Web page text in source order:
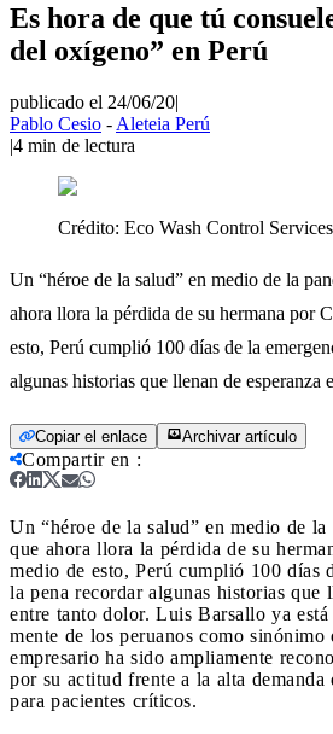
Es hora de que tú
del oxígeno” en Perú
publicado el 24/06/20|
Pablo Cesio - Aleteia Perú
|4 min de lectura
Crédito: Eco Wash Control Services
Un “héroe de la salud” en medio de la
ahora llora la pérdida de su hermana por
esto, Perú cumplió 100 días de la
algunas historias que llenan de esperanza
Copiar el enlace Archivar artículo
Compartir en :
Un “héroe de la salud” en medio de
que ahora llora la pérdida de su
medio de esto, Perú cumplió 100 días
la pena recordar algunas historias que
entre tanto dolor. Luis Barsallo ya
mente de los peruanos como sinónimo
empresario ha sido ampliamente
por su actitud frente a la alta
para pacientes críticos.